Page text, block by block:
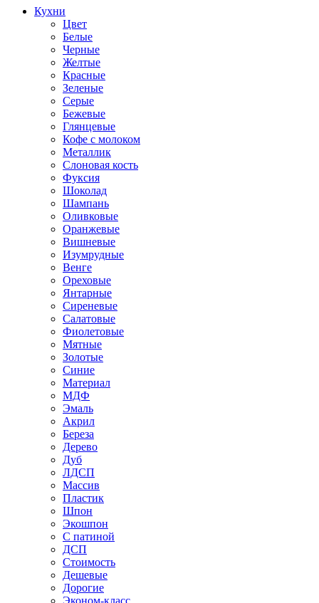
Кухни
Цвет
Белые
Черные
Желтые
Красные
Зеленые
Серые
Бежевые
Глянцевые
Кофе с молоком
Металлик
Слоновая кость
Фуксия
Шоколад
Шампань
Оливковые
Оранжевые
Вишневые
Изумрудные
Венге
Ореховые
Янтарные
Сиреневые
Салатовые
Фиолетовые
Мятные
Золотые
Синие
Материал
МДФ
Эмаль
Акрил
Береза
Дерево
Дуб
ЛДСП
Массив
Пластик
Шпон
Экошпон
С патиной
ДСП
Стоимость
Дешевые
Дорогие
Эконом-класс